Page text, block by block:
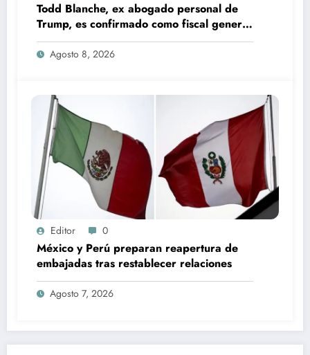
Todd Blanche, ex abogado personal de
Trump, es confirmado como fiscal general
de EU
Agosto 8, 2026
Editor 0
México y Perú preparan reapertura de
embajadas tras restablecer relaciones
Agosto 7, 2026